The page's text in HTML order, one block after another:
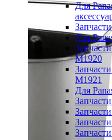
Для
Для
M1920
M1921
Для